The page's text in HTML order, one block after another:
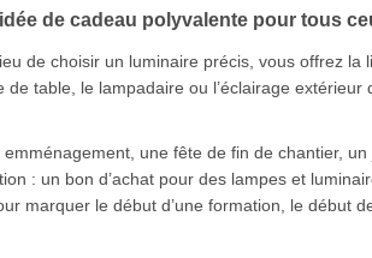
de cadeau polyvalente pour tous
de choisir un luminaire précis, vous offrez la
table, le lampadaire ou l’éclairage
une fête de fin de chantier,
: un bon d’achat pour des lampes et
marquer le début d’une formation, le début